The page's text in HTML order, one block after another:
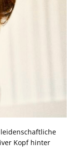
Kopf hinter